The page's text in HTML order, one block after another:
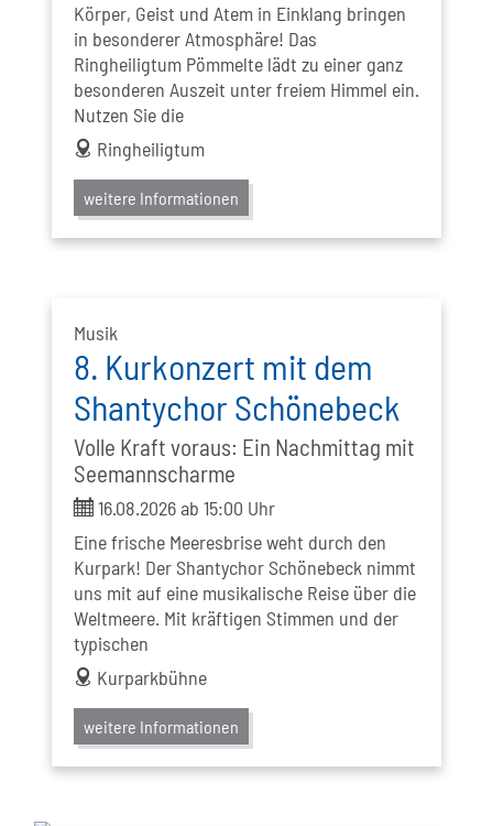
Körper, Geist und Atem in Einklang bringen
in besonderer Atmosphäre! Das
Ringheiligtum Pömmelte lädt zu einer ganz
besonderen Auszeit unter freiem Himmel ein.
Nutzen Sie die
address
Ringheiligtum
weitere Informationen
Musik
8. Kurkonzert mit dem
Shantychor Schönebeck
Volle Kraft voraus: Ein Nachmittag mit
Seemannscharme
ticket
16.08.2026 ab 15:00 Uhr
Eine frische Meeresbrise weht durch den
Kurpark! Der Shantychor Schönebeck nimmt
uns mit auf eine musikalische Reise über die
Weltmeere. Mit kräftigen Stimmen und der
typischen
address
Kurparkbühne
weitere Informationen